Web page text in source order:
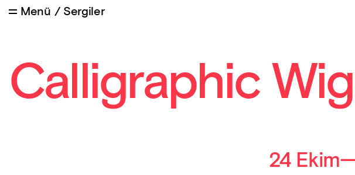
Menü / Sergiler
Calligraphic Wig
24 Ekim